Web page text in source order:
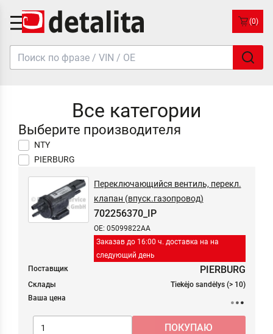
(0)
Все категории
Выберите производителя
NTY
PIERBURG
Заказав до 16:00 ч. доставка на на
следующий день
Переключающийся вентиль, перекл.
клапан (впуск.газопровод)
702256370_IP
OE: 05099822AA
Поставщик PIERBURG
Склады
Tiekėjo sandėlys (> 10)
Ваша цена